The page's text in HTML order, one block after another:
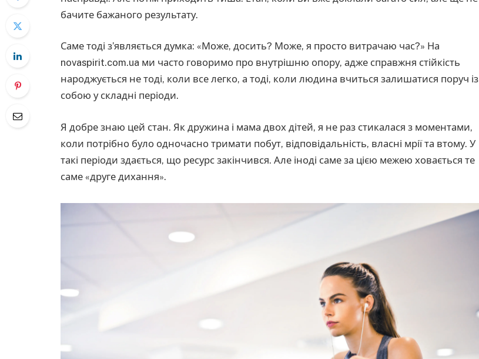
бачите бажаного результату.
Саме тоді з’являється думка: «Може, досить? Може, я просто витрачаю час?» На
novaspirit.com.ua ми часто говоримо про внутрішню опору, адже справжня стійкість
народжується не тоді, коли все легко, а тоді, коли людина вчиться залишатися поруч із
собою у складні періоди.
Я добре знаю цей стан. Як дружина і мама двох дітей, я не раз стикалася з моментами,
коли потрібно було одночасно тримати побут, відповідальність, власні мрії та втому. У
такі періоди здається, що ресурс закінчився. Але іноді саме за цією межею ховається те
саме «друге дихання».